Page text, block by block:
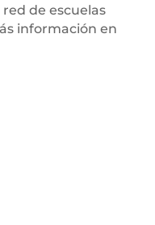
de escuelas
información en